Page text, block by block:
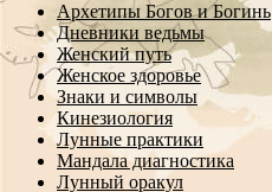
Архетипы Богов и Богинь
Дневники ведьмы
Женский путь
Женское здоровье
Знаки и символы
Кинезиология
Лунные практики
Мандала диагностика
Лунный оракул